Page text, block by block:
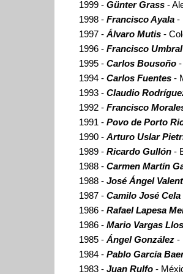
1999 - Günter Grass -
1998 - Francisco Ayala -
1997 - Álvaro Mutis -
1996 - Francisco Umbral
1995 - Carlos Bousoño
1994 - Carlos Fuentes -
1993 - Claudio
1992 - Francisco
1991 - Povo de Porto
1990 - Arturo Uslar
1989 - Ricardo Gullón -
1988 - Carmen Martín
1988 - José Ángel
1987 - Camilo José Cela
1986 - Rafael Lapesa
1986 - Mario Vargas
1985 - Ángel González -
1984 - Pablo García
1983 - Juan Rulfo -